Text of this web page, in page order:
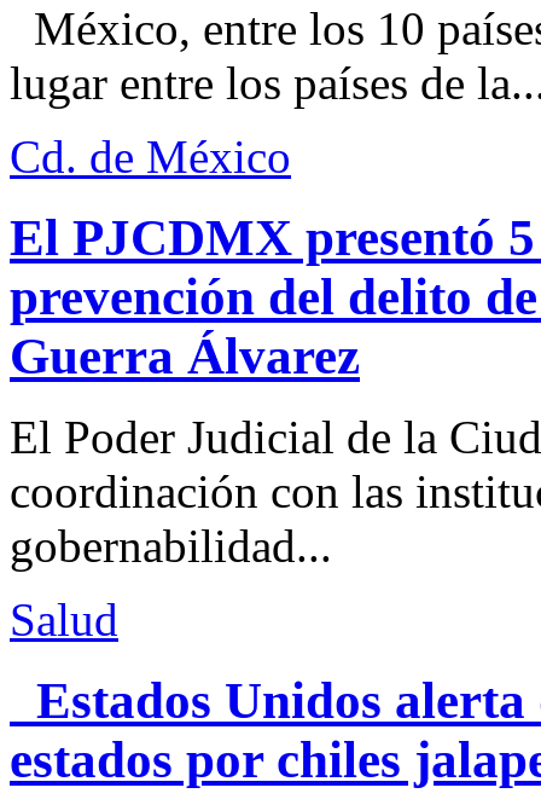
México, entre los 10
lugar entre los países de
Cd. de México
El PJCDMX presentó
prevención del delito
Guerra Álvarez
El Poder Judicial de la
coordinación con las
gobernabilidad...
Salud
Estados Unidos alerta
estados por chiles